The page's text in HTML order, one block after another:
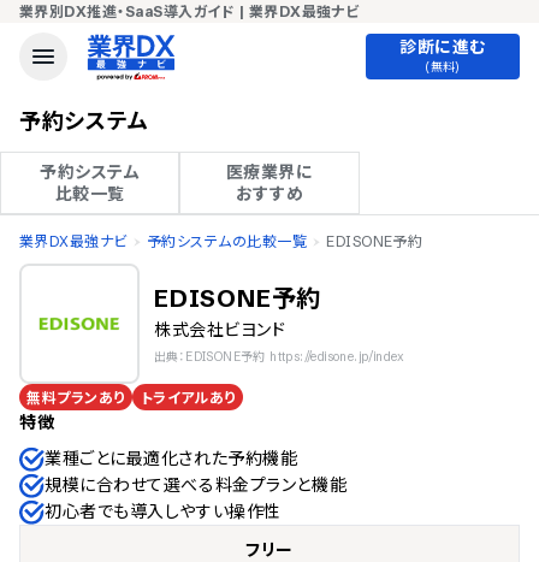
業界別DX推進・SaaS導入ガイド | 業界DX最強ナビ
診断に進む
(無料)
予約システム
予約システム
比較一覧
医療業界に
おすすめ
業界DX最強ナビ 予約システムの比較一覧 EDISONE予約
EDISONE予約
株式会社ビヨンド
出典：EDISONE予約 https://edisone.jp/index
無料プランあり トライアルあり
特徴
業種ごとに最適化された予約機能
規模に合わせて選べる料金プランと機能
初心者でも導入しやすい操作性
フリー